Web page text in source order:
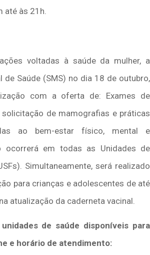
até às 21h.
voltadas à saúde da mulher, a
de Saúde (SMS) no dia 18 de outubro,
com a oferta de: Exames de
solicitação de mamografias e práticas
ao bem-estar físico, mental e
ocorrerá em todas as Unidades de
Simultaneamente, será realizado
para crianças e adolescentes de até
atualização da caderneta vacinal.
de saúde disponíveis para
e horário de atendimento: